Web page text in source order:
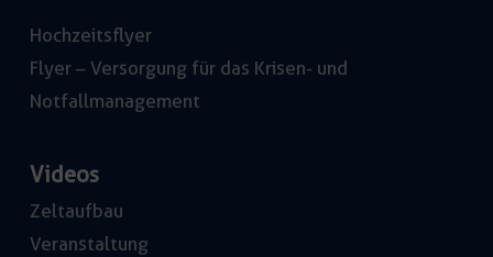
Hochzeitsflyer
Flyer – Versorgung für das Krisen- und
Notfallmanagement
Videos
Zeltaufbau
Veranstaltung